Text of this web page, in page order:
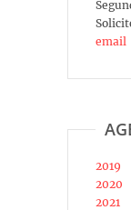
email
2019
2020
2021